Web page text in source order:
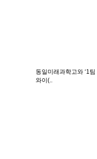
동일미래과학고와 ‘1
와이(..